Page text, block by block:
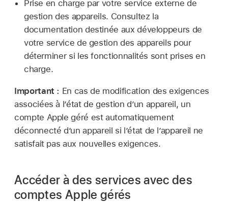
Prise en charge par votre service externe de
gestion des appareils. Consultez la
documentation destinée aux développeurs de
votre service de gestion des appareils pour
déterminer si les fonctionnalités sont prises en
charge.
Important : En cas de modification des exigences
associées à l’état de gestion d’un appareil, un
compte Apple géré est automatiquement
déconnecté d’un appareil si l’état de l’appareil ne
satisfait pas aux nouvelles exigences.
Accéder à des services avec des
comptes Apple gérés